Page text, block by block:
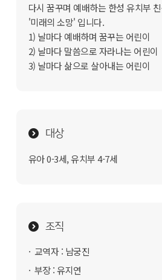
다시 꿈꾸며 예배하는 한성 유치부
'미래의 소망' 입니다.
1) 날마다 예배하며 꿈꾸는 어린이
2) 날마다 말씀으로 자라나는 어린이
3) 날마다 삶으로 살아내는 어린이
대상
유아 0-3세, 유치부 4-7세
조직
교역자 : 남궁진
부장 : 유지연